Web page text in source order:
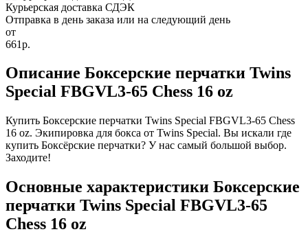
Курьерская доставка СДЭК
Отправка в день заказа или на следующий день
от
661р.
Описание Боксерские перчатки Twins
Special FBGVL3-65 Chess 16 oz
Купить Боксерские перчатки Twins Special FBGVL3-65 Chess
16 oz. Экипировка для бокса от Twins Special. Вы искали где
купить Боксёрские перчатки? У нас самый большой выбор.
Заходите!
Основные характеристики Боксерские
перчатки Twins Special FBGVL3-65
Chess 16 oz